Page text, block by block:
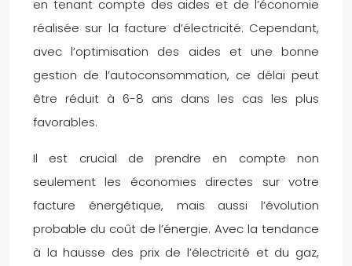
en tenant compte des aides et de l’économie
réalisée sur la facture d’électricité. Cependant,
avec l’optimisation des aides et une bonne
gestion de l’autoconsommation, ce délai peut
être réduit à 6-8 ans dans les cas les plus
favorables.
Il est crucial de prendre en compte non
seulement les économies directes sur votre
facture énergétique, mais aussi l’évolution
probable du coût de l’énergie. Avec la tendance
à la hausse des prix de l’électricité et du gaz,